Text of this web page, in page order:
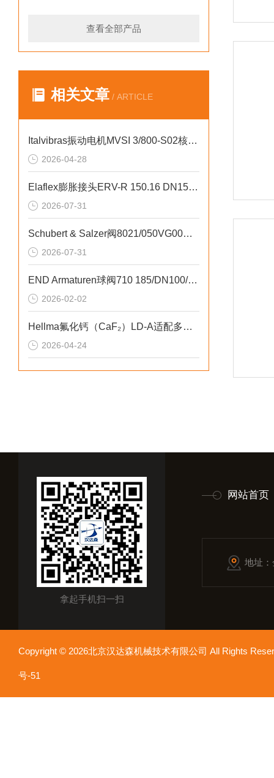
查看全部产品
相关文章 / ARTICLE
Italvibras振动电机MVSI 3/800-S02核心技术参数
2026-04-28
Elaflex膨胀接头ERV-R 150.16 DN150 PN16技术参数说明
2026-07-31
Schubert & Salzer阀8021/050VG00紧凑型结构
2026-07-31
END Armaturen球阀710 185/DN100/PN10工业流体控制
2026-02-02
Hellma氟化钙（CaF₂）LD-A适配多种光学系统架构
2026-04-24
拿起手机扫一扫
网站首页
地址
Copyright © 2026北京汉达森机械技术有限公司 All Rights
号-51